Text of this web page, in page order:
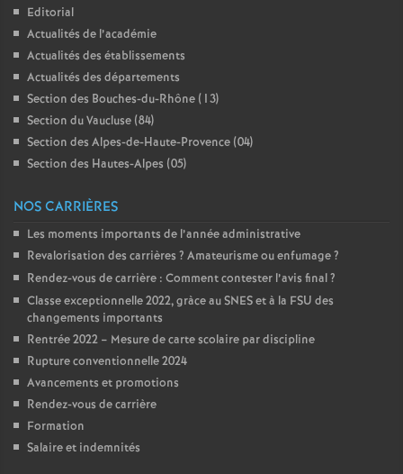
O
r
l
é
Editorial
Actualités de l’académie
Actualités des établissements
Actualités des départements
Section des Bouches-du-Rhône (13)
Section du Vaucluse (84)
Section des Alpes-de-Haute-Provence (04)
Section des Hautes-Alpes (05)
NOS CARRIÈRES
Les moments importants de l’année administrative
Revalorisation des carrières ? Amateurisme ou enfumage?
Rendez-vous de carrière : Comment contester l’avis final?
Classe exceptionnelle 2022, gràce au SNES et à la FSU des
changements importants
Rentrée 2022 – Mesure de carte scolaire par discipline
Rupture conventionnelle 2024
Avancements et promotions
Rendez-vous de carrière
Formation
Salaire et indemnités